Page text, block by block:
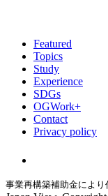
Featured
Topics
Study
Experience
SDGs
OGWork+
Contact
Privacy policy
事業再構築補助金により